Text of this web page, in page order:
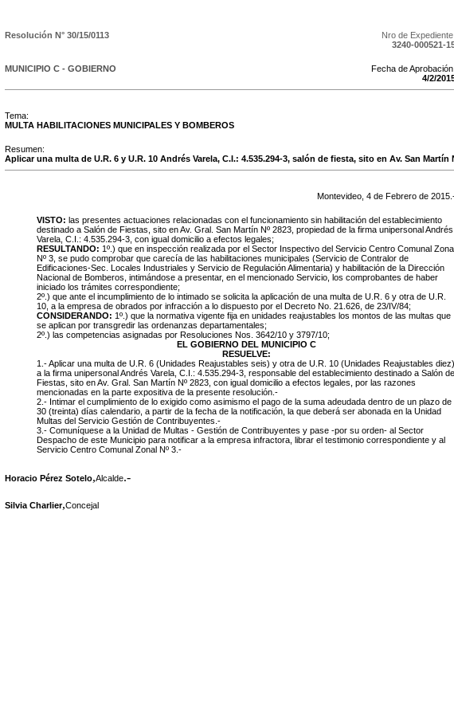
Resolución N° 30/15/0113
Nro de
3240-000521-
MUNICIPIO C - GOBIERNO
Fecha de
4/2/
Tema:
MULTA HABILITACIONES MUNICIPALES Y BOMBEROS
Resumen:
Aplicar una multa de U.R. 6 y U.R. 10 Andrés Varela, C.I.: 4.535.294-3, salón de fiesta, sito en Av. San Martín
Montevideo, 4 de Febrero de 2015
VISTO: las presentes actuaciones relacionadas con el funcionamiento sin habilitación del establecimiento
destinado a Salón de Fiestas, sito en Av. Gral. San Martín Nº 2823, propiedad de la firma unipersonal Andrés
Varela, C.I.: 4.535.294-3, con igual domicilio a efectos legales;
RESULTANDO: 1º.) que en inspección realizada por el Sector Inspectivo del Servicio Centro Comunal
Nº 3, se pudo comprobar que carecía de las habilitaciones municipales (Servicio de Contralor de
Edificaciones-Sec. Locales Industriales y Servicio de Regulación Alimentaria) y habilitación de la Dirección
Nacional de Bomberos, intimándose a presentar, en el mencionado Servicio, los comprobantes de haber
iniciado los trámites correspondiente;
2º.) que ante el incumplimiento de lo intimado se solicita la aplicación de una multa de U.R. 6 y otra de U.R.
10, a la empresa de obrados por infracción a lo dispuesto por el Decreto No. 21.626, de 23/IV/84;
CONSIDERANDO: 1º.) que la normativa vigente fija en unidades reajustables los montos de las multas que
se aplican por transgredir las ordenanzas departamentales;
2º.) las competencias asignadas por Resoluciones Nos. 3642/10 y 3797/10;
EL GOBIERNO DEL MUNICIPIO C
RESUELVE:
1.- Aplicar una multa de U.R. 6 (Unidades Reajustables seis) y otra de U.R. 10 (Unidades Reajustables diez)
a la firma unipersonal Andrés Varela, C.I.: 4.535.294-3, responsable del establecimiento destinado a Salón de
Fiestas, sito en Av. Gral. San Martín Nº 2823, con igual domicilio a efectos legales, por las razones
mencionadas en la parte expositiva de la presente resolución.-
2.- Intimar el cumplimiento de lo exigido como asimismo el pago de la suma adeudada dentro de un plazo de
30 (treinta) días calendario, a partir de la fecha de la notificación, la que deberá ser abonada en la Unidad
Multas del Servicio Gestión de Contribuyentes.-
3.- Comuníquese a la Unidad de Multas - Gestión de Contribuyentes y pase -por su orden- al Sector
Despacho de este Municipio para notificar a la empresa infractora, librar el testimonio correspondiente y al
Servicio Centro Comunal Zonal Nº 3.-
Horacio Pérez Sotelo,Alcalde.-
Silvia Charlier,Concejal